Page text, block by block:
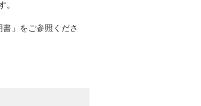
。
」をご参照くださ